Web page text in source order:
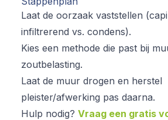
Laat de oorzaak vaststellen
infiltrerend vs. condens).
Kies een methode die past bij
zoutbelasting.
Laat de muur drogen en herstel
pleister/afwerking pas daarna.
Hulp nodig? Vraag een gratis